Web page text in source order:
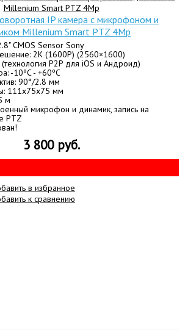
IP камера с микрофоном и
Millenium Smart PTZ 4Mp
CMOS Sensor Sony
2K (1600P) (2560×1600)
P2P для iOS и Андроид)
-10ºC - +60ºC
90°/2.8 мм
111x75x75 мм
м
микрофон и динамик, запись на
PTZ
3 800 руб.
в избранное
к сравнению